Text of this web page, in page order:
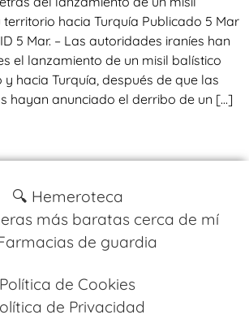
hacia Turquía Publicado 5 Mar
5 Mar. – Las autoridades iraníes han
el lanzamiento de un misil balístico
hacia Turquía, después de que las
hayan anunciado el derribo de un […]
🔍 Hemeroteca
más baratas cerca de mí
de guardia
Política de Cookies
de Privacidad